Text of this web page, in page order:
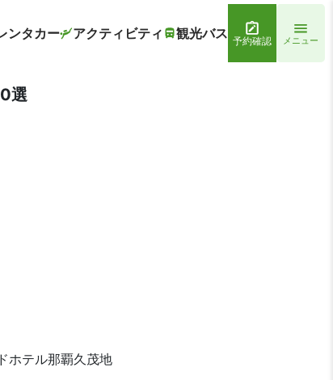
ンタカー アクティビティ 観光バス 予約確認 メニュー
選
ホテル那覇久茂地